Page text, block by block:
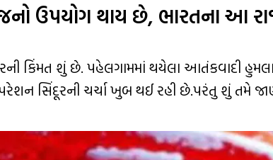
ઉપયોગ થાય છે, ભારતના આ
કિંમત શું છે. પહેલગામમાં થયેલા આતંકવાદી
સિંદૂરની ચર્ચા ખુબ થઈ રહી છે.પરંતુ શું તમે